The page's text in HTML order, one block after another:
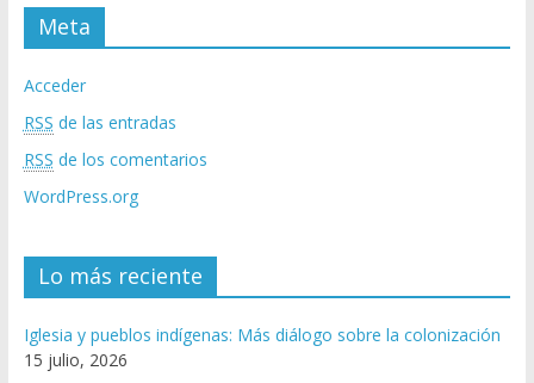
Meta
Acceder
RSS de las entradas
RSS de los comentarios
WordPress.org
Lo más reciente
Iglesia y pueblos indígenas: Más diálogo sobre la colonización
15 julio, 2026